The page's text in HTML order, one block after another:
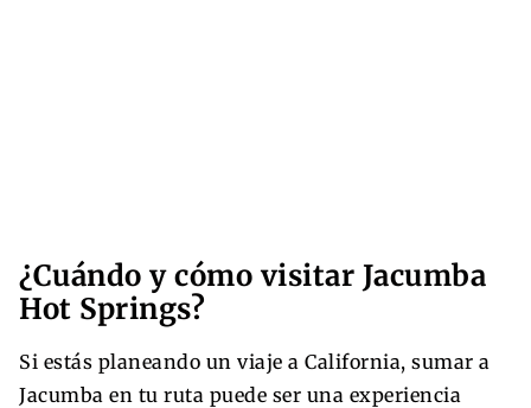
¿Cuándo y cómo visitar Jacumba
Hot Springs?
Si estás planeando un viaje a California, sumar a
Jacumba en tu ruta puede ser una experiencia